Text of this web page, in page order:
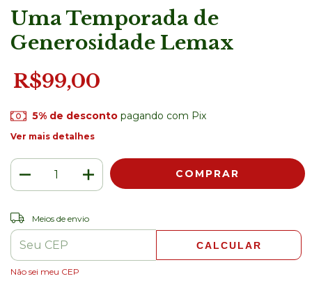
Uma Temporada de
Generosidade Lemax
R$99,00
5% de desconto pagando com Pix
Ver mais detalhes
Entregas para o CEP:
Meios de envio
CALCULAR
Não sei meu CEP